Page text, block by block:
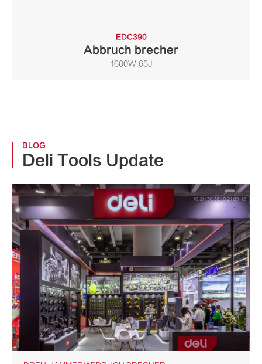
EDC390
Abbruch brecher
1600W 65J
BLOG
Deli Tools Update